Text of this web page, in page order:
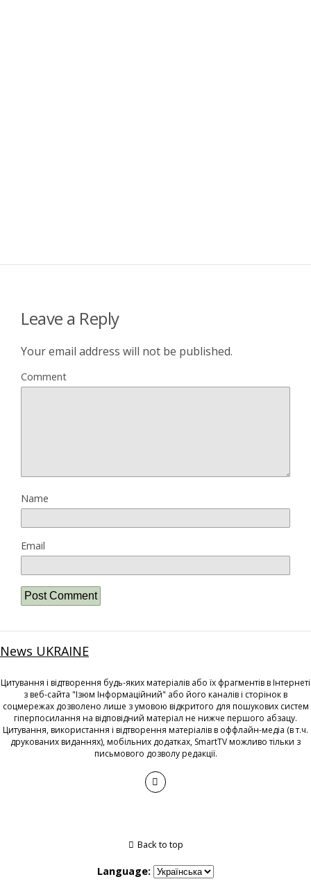
Leave a Reply
Your email address will not be published.
Comment
Name
Email
News UKRAINE
Цитування і відтворення будь-яких матеріалів або їх фрагментів в Інтернеті
з веб-сайта "Ізюм Інформаційний" або його каналів і сторінок в
соцмережах дозволено лише з умовою відкритого для пошукових систем
гіперпосилання на відповідний матеріал не нижче першого абзацу.
Цитування, використання і відтворення матеріалів в оффлайн-медіа (в т.ч.
друкованих виданнях), мобільних додатках, SmartTV можливо тільки з
письмового дозволу редакції.
Back to top
Language: